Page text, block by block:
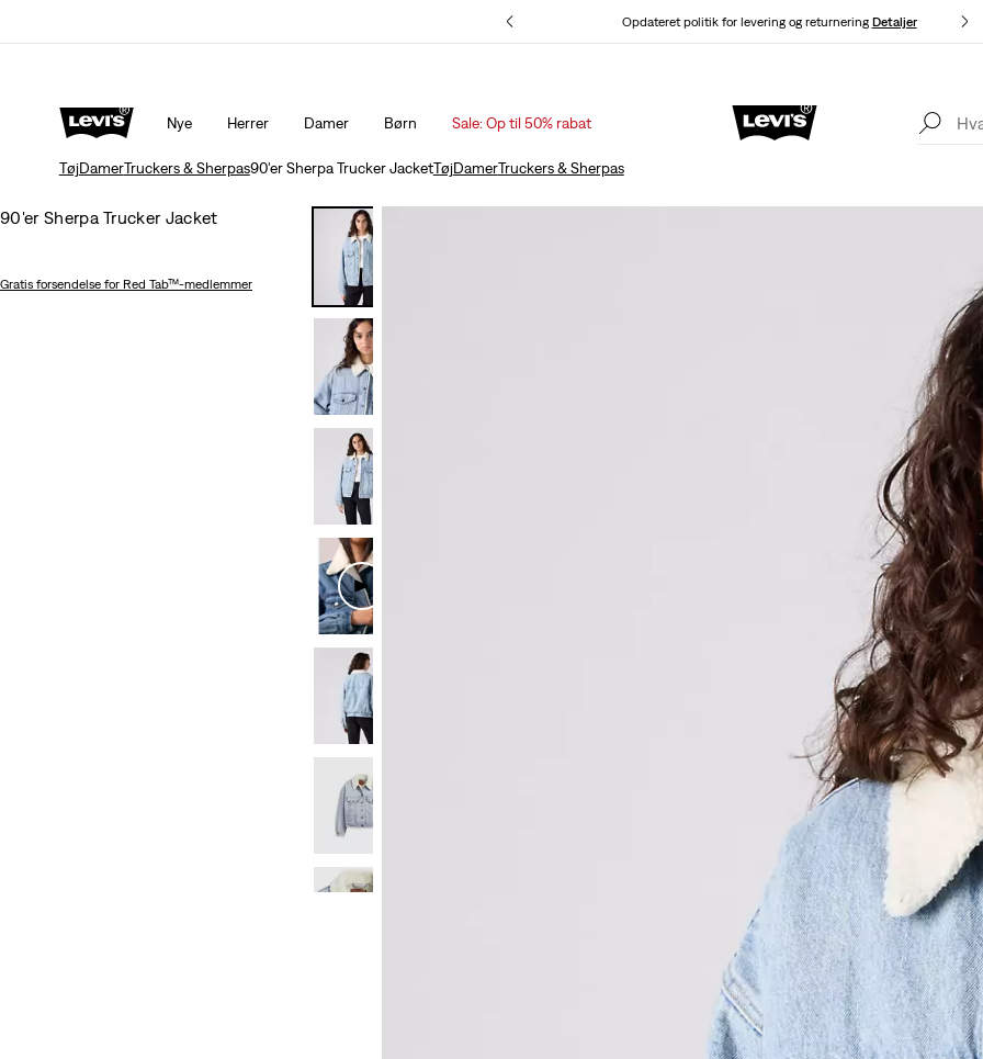
Opdateret politik for levering og returnering Detaljer
Nye Herrer Damer Børn Sale: Op til 50% rabat
Sale: Op til 50% + ekstra 10% rabat*
TøjDamerTruckers & Sherpas90'er Sherpa Trucker JacketTøjDamerTruckers & Sherpas
90'er Sherpa Trucker Jacket
Gratis forsendelse for Red Tab™-medlemmer